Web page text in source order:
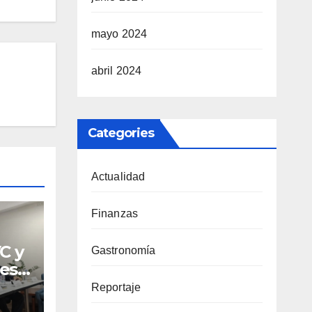
y
mayo 2024
abril 2024
Categories
Actualidad
Finanzas
Gastronomía
Reportaje